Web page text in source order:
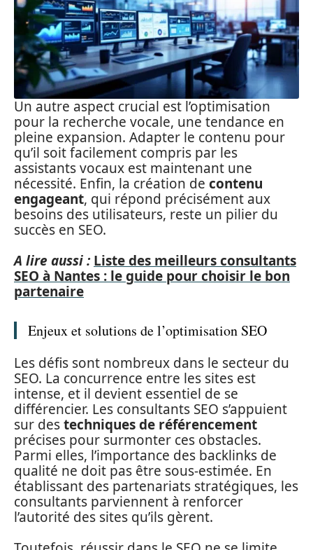
Un autre aspect crucial est l’optimisation
pour la recherche vocale, une tendance en
pleine expansion. Adapter le contenu pour
qu’il soit facilement compris par les
assistants vocaux est maintenant une
nécessité. Enfin, la création de contenu
engageant, qui répond précisément aux
besoins des utilisateurs, reste un pilier du
succès en SEO.
A lire aussi : Liste des meilleurs consultants
SEO à Nantes : le guide pour choisir le bon
partenaire
Enjeux et solutions de l’optimisation SEO
Les défis sont nombreux dans le secteur du
SEO. La concurrence entre les sites est
intense, et il devient essentiel de se
différencier. Les consultants SEO s’appuient
sur destechniques de référencement
précises pour surmonter ces obstacles.
Parmi elles, l’importance des backlinks de
qualité ne doit pas être sous-estimée. En
établissant des partenariats stratégiques, les
consultants parviennent à renforcer
l’autorité des sites qu’ils gèrent.